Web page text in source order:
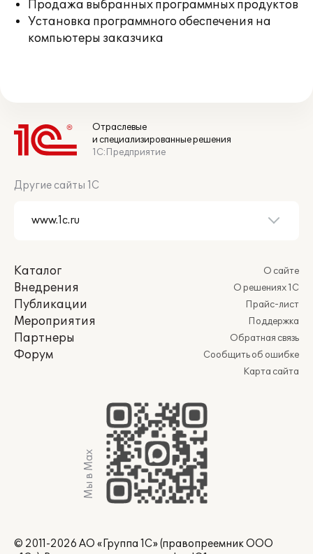
Продажа выбранных программных продуктов
Установка программного обеспечения на
компьютеры заказчика
Отраслевые
и специализированные решения
1С:Предприятие
Другие сайты 1С
Каталог
Внедрения
Публикации
Мероприятия
Партнеры
Форум
О сайте
О решениях 1С
Прайс-лист
Поддержка
Обратная связь
Сообщить об ошибке
Карта сайта
Мы в Max
© 2011-2026 АО «Группа 1С» (правопреемник ООО